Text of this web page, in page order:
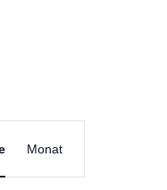
Monat